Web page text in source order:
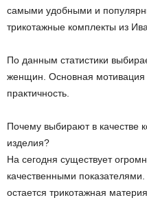
самыми удобными и
трикотажные комплекты из
По данным статистики
женщин. Основная
практичность.
Почему выбирают в качестве
изделия?
На сегодня существует
качественными
остается трикотажная